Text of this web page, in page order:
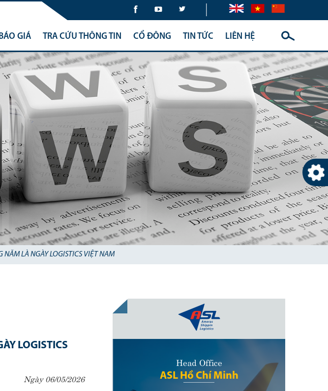
GIÁ TRA CỨU THÔNG TIN CỔ ĐÔNG TIN TỨC LIÊN HỆ
LÀ NGÀY LOGISTICS VIỆT NAM
LOGISTICS
Ngày 06/05/2026
Head Office
ASL Hồ Chí Minh